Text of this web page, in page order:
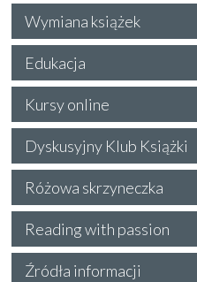
Wymiana książek
Edukacja
Kursy online
Dyskusyjny Klub Książki
Różowa skrzyneczka
Reading with passion
Źródła informacji